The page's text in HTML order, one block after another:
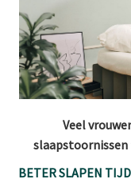
Veel
slaapstoornissen
BETER SLAPEN